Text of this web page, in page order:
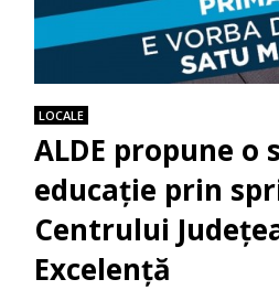
LOCALE
ALDE propune o
educație prin
Centrului
Excelență